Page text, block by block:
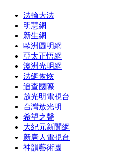
法輪大法
明慧網
新生網
歐洲圓明網
亞太正悟網
澳洲光明網
法網恢恢
追查國際
放光明電視台
台灣放光明
希望之聲
大紀元新聞網
新唐人電視台
神韻藝術團